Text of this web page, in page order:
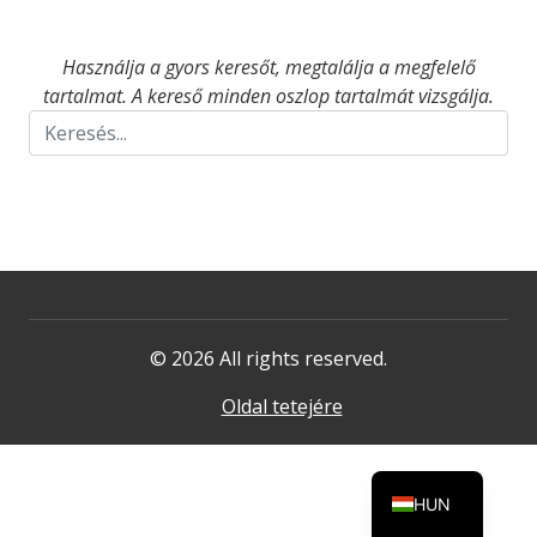
Használja a gyors keresőt, megtalálja a megfelelő
tartalmat. A kereső minden oszlop tartalmát vizsgálja.
© 2026 All rights reserved.
Oldal tetejére
HUN